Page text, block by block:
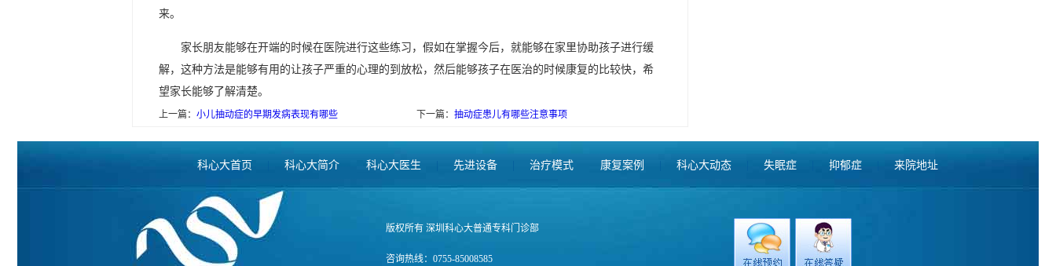
来。
家长朋友能够在开端的时候在医院进行这些练习，假如在掌握今后，就能够在家里协助孩子进行缓
解，这种方法是能够有用的让孩子严重的心理的到放松，然后能够孩子在医治的时候康复的比较快，希
望家长能够了解清楚。
上一篇： 小儿抽动症的早期发病表现有哪些 下一篇： 抽动症患儿有哪些注意事项
科心大首页 科心大简介 科心大医生 先进设备 治疗模式 康复案例 科心大动态 失眠症 抑郁症 来院地址
版权所有 深圳科心大普通专科门诊部
咨询热线：0755-85008585